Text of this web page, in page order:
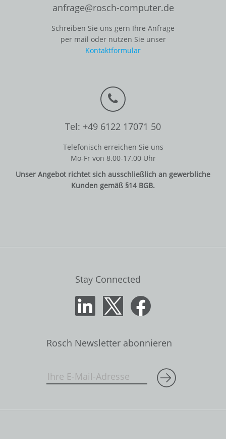
anfrage@rosch-computer.de
Schreiben Sie uns gern Ihre Anfrage
per mail oder nutzen Sie unser
Kontaktformular
Tel: +49 6122 17071 50
Telefonisch erreichen Sie uns
Mo-Fr von 8.00-17.00 Uhr
Unser Angebot richtet sich ausschließlich an gewerbliche
Kunden gemäß §14 BGB.
Stay Connected
Rosch Newsletter abonnieren